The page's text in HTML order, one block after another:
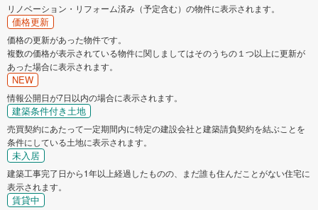
リノベーション・リフォーム済み（予定含む）の物件に表示されます。
価格更新
価格の更新があった物件です。
複数の価格が表示されている物件に関しましてはそのうちの１つ以上に更新が
あった場合に表示されます。
NEW
情報公開日が7日以内の場合に表示されます。
建築条件付き土地
売買契約にあたって一定期間内に特定の建設会社と建築請負契約を結ぶことを
条件にしている土地に表示されます。
未入居
建築工事完了日から1年以上経過したものの、まだ誰も住んだことがない住宅に
表示されます。
賃貸中